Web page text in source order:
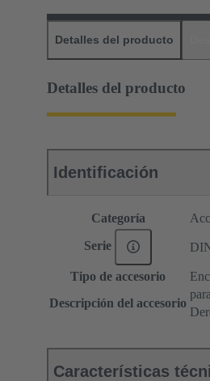
Detalles del producto
Detalles del producto
Identificación
Categoría
Serie
Tipo de accesorio
Descripción del accesorio
Características